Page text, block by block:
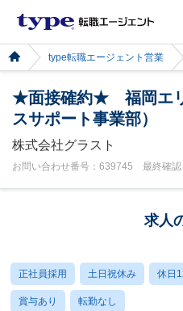
type転職エージェント営業
★面接確約★ 福岡エ
スサポート事業部）
株式会社グラスト
お問い合わせ番号：639745 最終確認
求人
正社員採用 土日祝休み 休日
賞与あり 転勤なし